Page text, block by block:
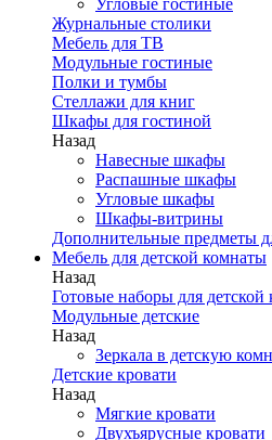
Угловые гостиные
Журнальные столики
Мебель для ТВ
Модульные гостиные
Полки и тумбы
Стеллажи для книг
Шкафы для гостиной
Назад
Навесные шкафы
Распашные шкафы
Угловые шкафы
Шкафы-витрины
Дополнительные предметы
Мебель для детской комнаты
Назад
Готовые наборы для детской
Модульные детские
Назад
Зеркала в детскую
Детские кровати
Назад
Мягкие кровати
Двухъярусные кровати